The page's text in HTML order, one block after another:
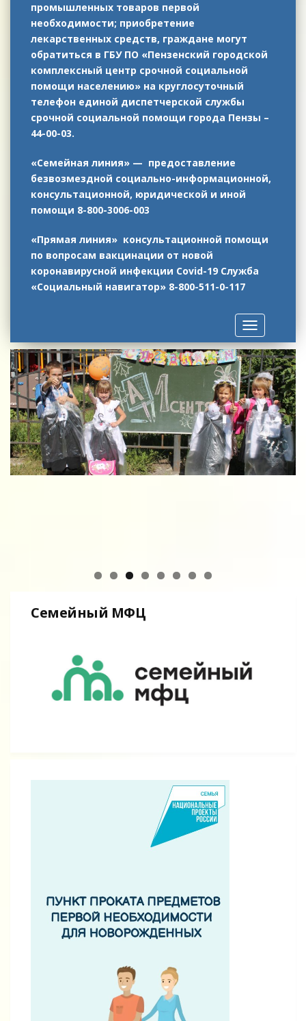
промышленных товаров первой
необходимости; приобретение
лекарственных средств, граждане могут
обратиться в ГБУ ПО «Пензенский городской
комплексный центр срочной социальной
помощи населению» на круглосуточный
телефон единой диспетчерской службы
срочной социальной помощи города Пензы –
44-00-03.
«Семейная линия» — предоставление
безвозмездной социально-информационной,
консультационной, юридической и иной
помощи 8-800-3006-003
«Прямая линия» консультационной помощи
по вопросам вакцинации от новой
коронавирусной инфекции Covid-19 Служба
«Социальный навигатор» 8-800-511-0-117
Toggle
navigation
Семейный МФЦ